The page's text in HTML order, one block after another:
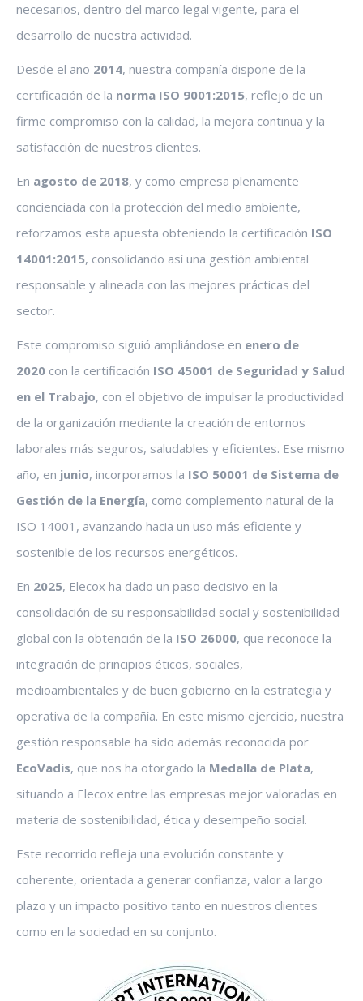
necesarios, dentro del marco legal vigente, para el
desarrollo de nuestra actividad.
Desde el año 2014, nuestra compañía dispone de la
certificación de la norma ISO 9001:2015, reflejo de un
firme compromiso con la calidad, la mejora continua y la
satisfacción de nuestros clientes.
En agosto de 2018, y como empresa plenamente
concienciada con la protección del medio ambiente,
reforzamos esta apuesta obteniendo la certificación ISO
14001:2015, consolidando así una gestión ambiental
responsable y alineada con las mejores prácticas del
sector.
Este compromiso siguió ampliándose en enero de
2020 con la certificación ISO 45001 de Seguridad y Salud
en el Trabajo, con el objetivo de impulsar la productividad
de la organización mediante la creación de entornos
laborales más seguros, saludables y eficientes. Ese mismo
año, en junio, incorporamos la ISO 50001 de Sistema de
Gestión de la Energía, como complemento natural de la
ISO 14001, avanzando hacia un uso más eficiente y
sostenible de los recursos energéticos.
En 2025, Elecox ha dado un paso decisivo en la
consolidación de su responsabilidad social y sostenibilidad
global con la obtención de la ISO 26000, que reconoce la
integración de principios éticos, sociales,
medioambientales y de buen gobierno en la estrategia y
operativa de la compañía. En este mismo ejercicio, nuestra
gestión responsable ha sido además reconocida por
EcoVadis, que nos ha otorgado la Medalla de Plata,
situando a Elecox entre las empresas mejor valoradas en
materia de sostenibilidad, ética y desempeño social.
Este recorrido refleja una evolución constante y
coherente, orientada a generar confianza, valor a largo
plazo y un impacto positivo tanto en nuestros clientes
como en la sociedad en su conjunto.